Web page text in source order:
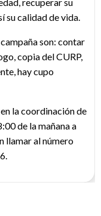
su calidad de vida.
son: contar
copia del CURP,
hay cupo
la coordinación de
de la mañana a
llamar al número